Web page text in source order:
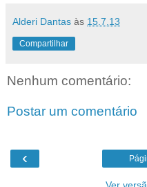
Alderi Dantas às 15.7.13
Compartilhar
Nenhum comentário:
Postar um comentário
‹